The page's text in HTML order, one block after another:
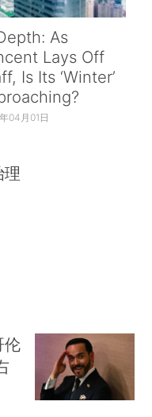
As
Lays Off
Is Its ‘Winter’
04月01日
伦